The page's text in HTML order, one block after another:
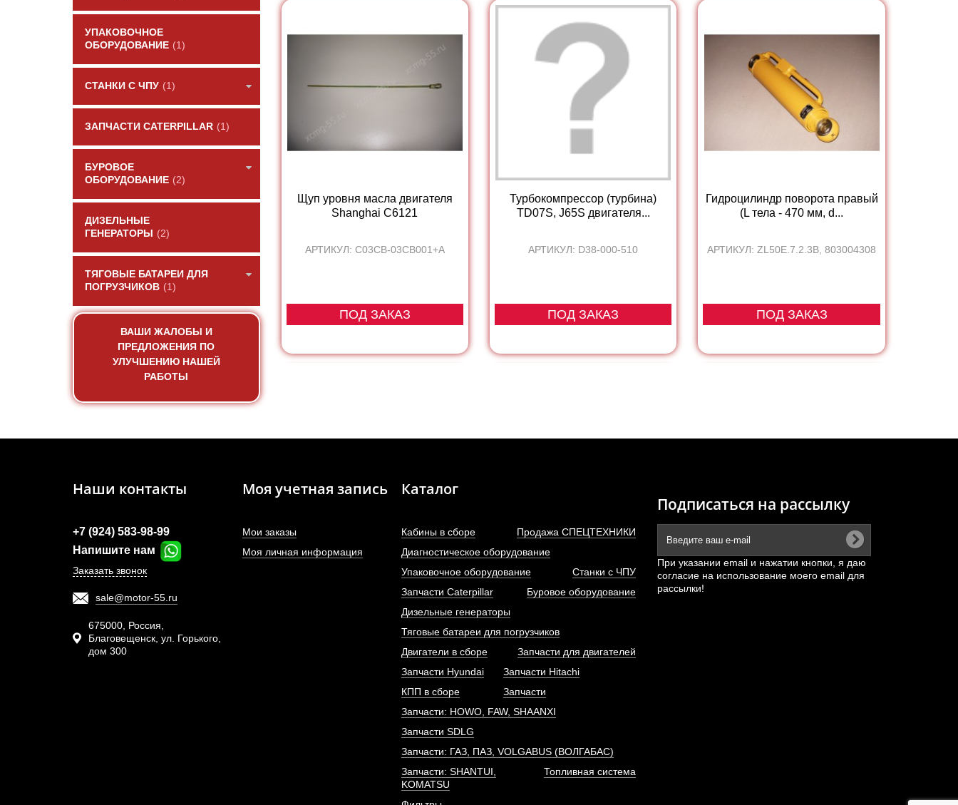
УПАКОВОЧНОЕ
ОБОРУДОВАНИЕ (1)
СТАНКИ С ЧПУ (1)
ЗАПЧАСТИ CATERPILLAR (1)
БУРОВОЕ
ОБОРУДОВАНИЕ (2)
ДИЗЕЛЬНЫЕ
ГЕНЕРАТОРЫ
(2)
ТЯГОВЫЕ БАТАРЕИ ДЛЯ
ПОГРУЗЧИКОВ (1)
ВАШИ ЖАЛОБЫ И
ПРЕДЛОЖЕНИЯ ПО
УЛУЧШЕНИЮ НАШЕЙ
РАБОТЫ
Щуп уровня масла двигателя
Shanghai С6121
АРТИКУЛ: C03CB-03CB001+A
ПОД ЗАКАЗ
Турбокомпрессор (турбина)
TD07S, J65S двигателя...
АРТИКУЛ: D38-000-510
ПОД ЗАКАЗ
Гидроцилиндр поворота правый
(L тела - 470 мм, d...
АРТИКУЛ: ZL50E.7.2.3B, 803004308
ПОД ЗАКАЗ
РВД ML541F/ZL50G
АРТИКУЛ: Z5G.7.1A.7
Форсунка Евро-2 (СN7005,
короткая резьба)...
АРТИКУЛ: 4110000186512, C26AB-
8N7005+A
Гидрораспределитель JDF32D2
ZL50G
Наши контакты
+7 (924) 583-98-99
Напишите нам
Заказать звонок
sale@motor-55.ru
675000, Россия,
Благовещенск, ул. Горького,
дом 300
Моя учетная запись
Мои заказы
Моя личная информация
Каталог
Двигатели в сборе Запчасти для двигателей
КПП в сборе
Запчасти Hyundai
Запчасти Hitachi
Запчасти
Запчасти SDLG
Запчасти: SHANTUI,
KOMATSU
Запчасти: HOWO, FAW, SHAANXI
Запчасти: ГАЗ, ПАЗ, VOLGABUS (ВОЛГАБАС)
Топливная система
Кабины в сборе
Продажа СПЕЦТЕХНИКИ
Диагностическое оборудование
Упаковочное оборудование
Станки с ЧПУ
Запчасти Caterpillar
Буровое оборудование
Дизельные генераторы
Тяговые батареи для погрузчиков
Подписаться на рассылку
При указании email и нажатии кнопки, я даю
согласие на использование моего email для
рассылки!